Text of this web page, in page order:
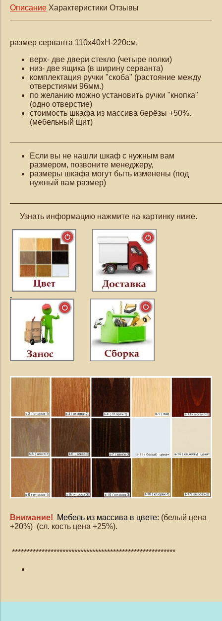
Описание Характеристики Отзывы
размер серванта 110х40хН-220см.
верх- две двери стекло (четыре полки)
низ- две ящика (в ширину серванта)
комплектация ручки "скоба" (растояние между
отверстиями 96мм.)
по желанию можно установить ручки "кнопка"
(одно отверстие)
стоимость шкафа из массива берёзы +50%.
(мебельный щит)
Если вы не нашли шкаф с нужным вам
размером, позвоните менеджеру,
размеры шкафа могут быть изменены (под
нужный вам размер)
Узнать информацию нажмите на картинку ниже.
Внимание! Мебель из массива в цвете: (белый цена
+20%) (сл. кость цена +25%).
*******************************************************